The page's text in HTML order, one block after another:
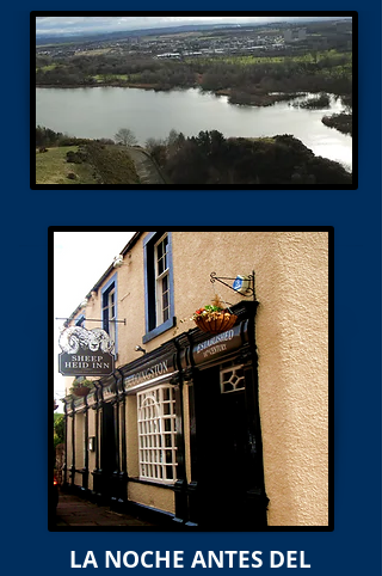
LA NOCHE ANTES DEL